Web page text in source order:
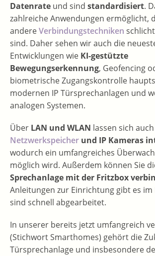
Datenrate und sind standardisiert.
zahlreiche Anwendungen ermöglicht,
andereVerbindungstechniken
sind. Daher sehen wir auch die
Entwicklungen wie KI-gestützte
Bewegungserkennung, Geofencing
biometrische Zugangskontrolle
modernen IP Türsprechanlagen und
analogen Systemen.
Über LAN und WLAN lassen sich auch
Netzwerkspeicher und IP Kameras
wodurch ein umfangreiches
möglich wird. Außerdem können Sie
Sprechanlage mit der Fritzbox
Anleitungen zur Einrichtung gibt es
sind schnell abgearbeitet.
In unserer bereits jetzt umfangreich
(Stichwort Smarthomes) gehört die
Türsprechanlage und insbesondere